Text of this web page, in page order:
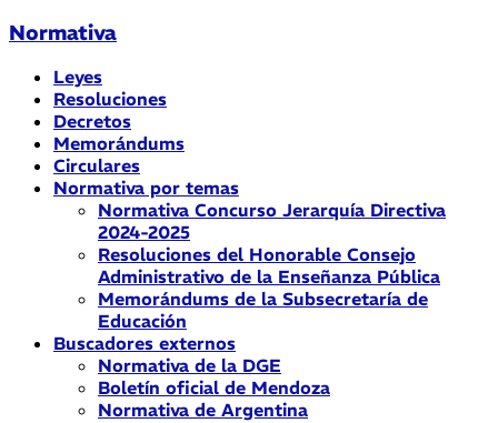
Normativa
Leyes
Resoluciones
Decretos
Memorándums
Circulares
Normativa por temas
Normativa Concurso Jerarquía Directiva
2024-2025
Resoluciones del Honorable Consejo
Administrativo de la Enseñanza Pública
Memorándums de la Subsecretaría de
Educación
Buscadores externos
Normativa de la DGE
Boletín oficial de Mendoza
Normativa de Argentina